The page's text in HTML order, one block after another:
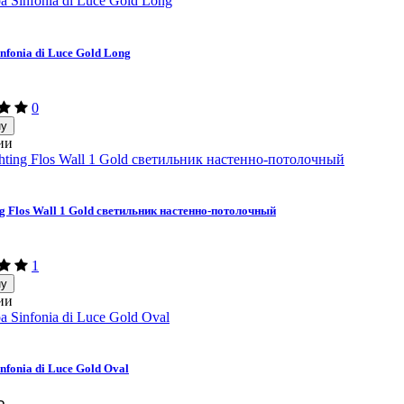
di Luce Gold Long
0
Flos Wall 1 Gold светильник настенно-потолочный
1
di Luce Gold Oval